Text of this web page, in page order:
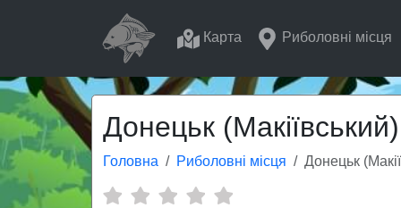
Карта Риболовні місця
Донецьк (Макіївський)
Головна Риболовні місця Донецьк